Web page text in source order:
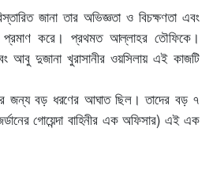
জানা তার অভিজ্ঞতা ও বিচক্ষণতা এবং
প্রমাণ করে। প্রথমত আল্লাহর তৌফিকে।
আবু দুজানা খুরাসানীর ওয়সিলায় এই কাজটি
জন্য বড় ধরণের আঘাত ছিল। তাদের বড় ৭
গোয়েন্দা বাহিনীর এক অফিসার) এই এক